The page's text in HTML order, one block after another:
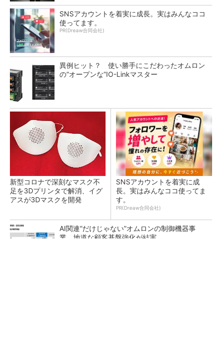
SNSアカウントを着実に成長。実はみんなココ
使ってます。
PR(Dreaw合同会社)
異例ヒット？ 使い勝手にこだわったオムロン
の“オープンな”IO-Linkマスター
新型コロナで深刻なマスク不
足を3Dプリンタで解消、イグ
アスが3Dマスクを開発
SNSアカウントを着実に成
長。実はみんなココ使ってま
す。
PR(Dreaw合同会社)
AI関連“だけじゃない”オムロンの制御機器事
業、地道な顧客基盤強化が結実